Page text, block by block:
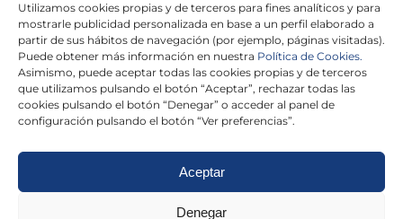
Utilizamos cookies propias y de terceros para fines analíticos y para
mostrarle publicidad personalizada en base a un perfil elaborado a
partir de sus hábitos de navegación (por ejemplo, páginas visitadas).
Puede obtener más información en nuestra Política de Cookies.
Asimismo, puede aceptar todas las cookies propias y de terceros
que utilizamos pulsando el botón “Aceptar”, rechazar todas las
cookies pulsando el botón “Denegar” o acceder al panel de
configuración pulsando el botón “Ver preferencias”.
Aceptar
Denegar
He leído y acepto laPolítica de Privacidad
×
Politica de cookies|Aviso Legal